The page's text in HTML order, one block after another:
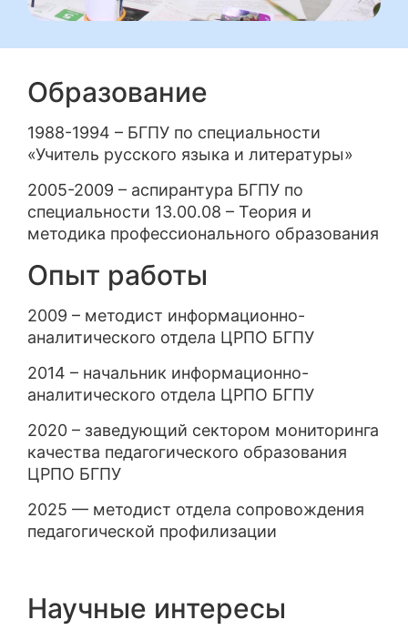
Образование
1988-1994 – БГПУ по специальности
«Учитель русского языка и литературы»
2005-2009 – аспирантура БГПУ по
специальности 13.00.08 – Теория и
методика профессионального образования
Опыт работы
2009 – методист информационно-
аналитического отдела ЦРПО БГПУ
2014 – начальник информационно-
аналитического отдела ЦРПО БГПУ
2020 – заведующий сектором мониторинга
качества педагогического образования
ЦРПО БГПУ
2025 — методист отдела сопровождения
педагогической профилизации
Научные интересы